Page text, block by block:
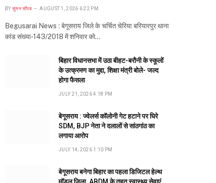
BY सुमन सौरब AUGUST 1, 2026 6:22 PM
Begusarai News : बेगूसराय जिले के चर्चित चेरिया बरियारपुर थाना
कांड संख्या-143/2018 में शनिवार को…
बिहार विधानसभा में उठा बीहट-बरौनी के स्कूलों
के उत्क्रमण का मुद्दा, शिक्षा मंत्री बोले- जल्द
होगा फैसला
JULY 21, 2026 4:18 PM
बेगूसराय : ज्वेलर्स कॉलोनी गेट हटाने पर घिरे
SDM, BJP नेता ने दलालों से सांठगांठ का
लगाया आरोप
JULY 14, 2026 1:10 PM
बेगूसराय बनेगा बिहार का पहला डिजिटल हेल्थ